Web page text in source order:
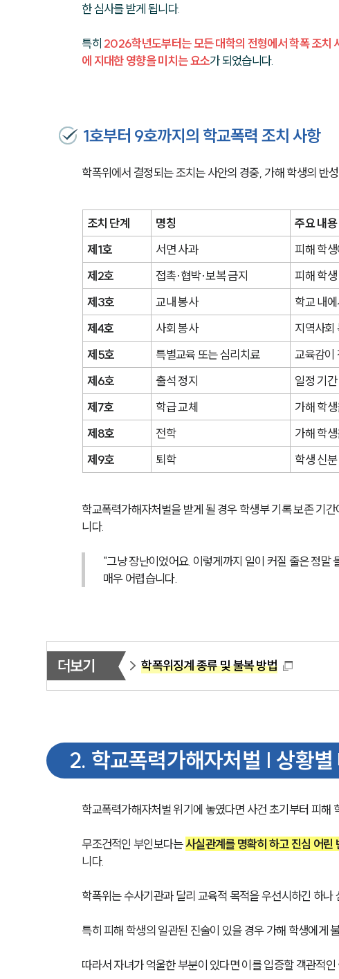
한 심사를 받게 됩니다.
특히 2026학년도부터는 모든 대학의 전형에서 학폭 조치
에 지대한 영향을 미치는 요소가 되었습니다.
1호부터 9호까지의 학교폭력 조치 사항
학폭위에서 결정되는 조치는 사안의 경중, 가해 학생의 반
조치 단계 명칭
주요 내용
제1호
서면 사과
피해 학
제2호
접촉·협박·보복 금지
피해 학
제3호
교내 봉사
학교 내
제4호
사회 봉사
지역사회
제5호
특별교육 또는 심리치료
교육감이
제6호
출석 정지
일정 기
제7호
학급 교체
가해 학
제8호
전학
가해 학
제9호
퇴학 학생 신
학교폭력가해자처벌을 받게 될 경우 학생부 기록 보존 기
니다.
"그냥 장난이었어요. 이렇게까지 일이 커질 줄은 정
매우 어렵습니다.
더보기 학폭위징계 종류 및 불복 방법
2. 학교폭력가해자처벌 | 상황
학교폭력가해자처벌 위기에 놓였다면 사건 초기부터 피해
무조건적인 부인보다는 사실관계를 명확히 하고 진심 어린
니다.
학폭위는 수사기관과 달리 교육적 목적을 우선시하긴 하나
특히 피해 학생의 일관된 진술이 있을 경우 가해 학생에게
따라서 자녀가 억울한 부분이 있다면 이를 입증할 객관적